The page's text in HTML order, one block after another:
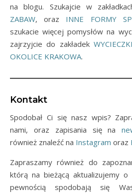
na blogu. Szukajcie w
ZABAW, oraz INNE FORMY
szukacie więcej pomysłów na
zajrzyjcie do zakładek
OKOLICE KRAKOWA.
Kontakt
Spodobał Ci się nasz wpis?
nami, oraz zapisania się na
również znaleźć na Instagram oraz
Zapraszamy również do
którą na bieżącą aktualizujemy
pewnością spodobają się